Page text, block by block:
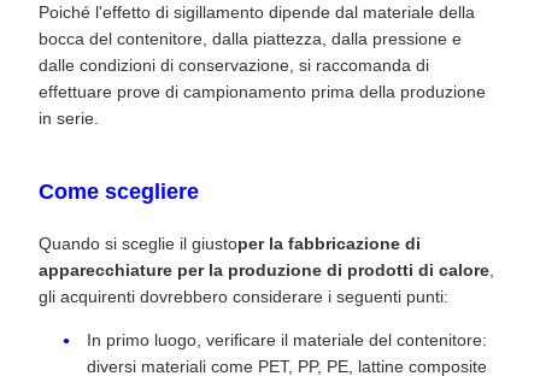
Poiché l'effetto di sigillamento dipende dal materiale della
bocca del contenitore, dalla piattezza, dalla pressione e
dalle condizioni di conservazione, si raccomanda di
effettuare prove di campionamento prima della produzione
in serie.
Come scegliere
Quando si sceglie il giustoper la fabbricazione di
apparecchiature per la produzione di prodotti di calore,
gli acquirenti dovrebbero considerare i seguenti punti:
In primo luogo, verificare il materiale del contenitore:
diversi materiali come PET, PP, PE, lattine composite